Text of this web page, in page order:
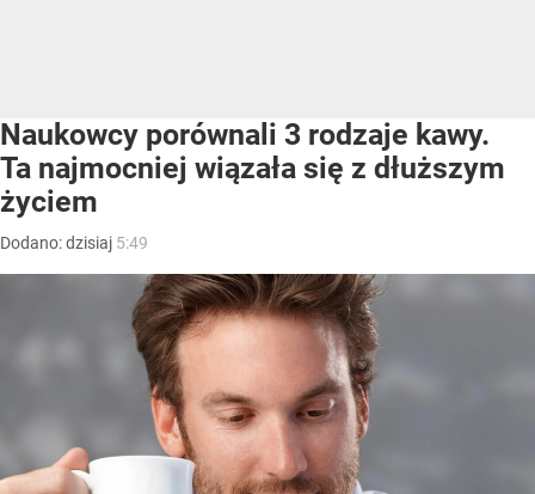
Naukowcy porównali 3 rodzaje kawy.
Ta najmocniej wiązała się z dłuższym
życiem
Dodano:dzisiaj 5:49